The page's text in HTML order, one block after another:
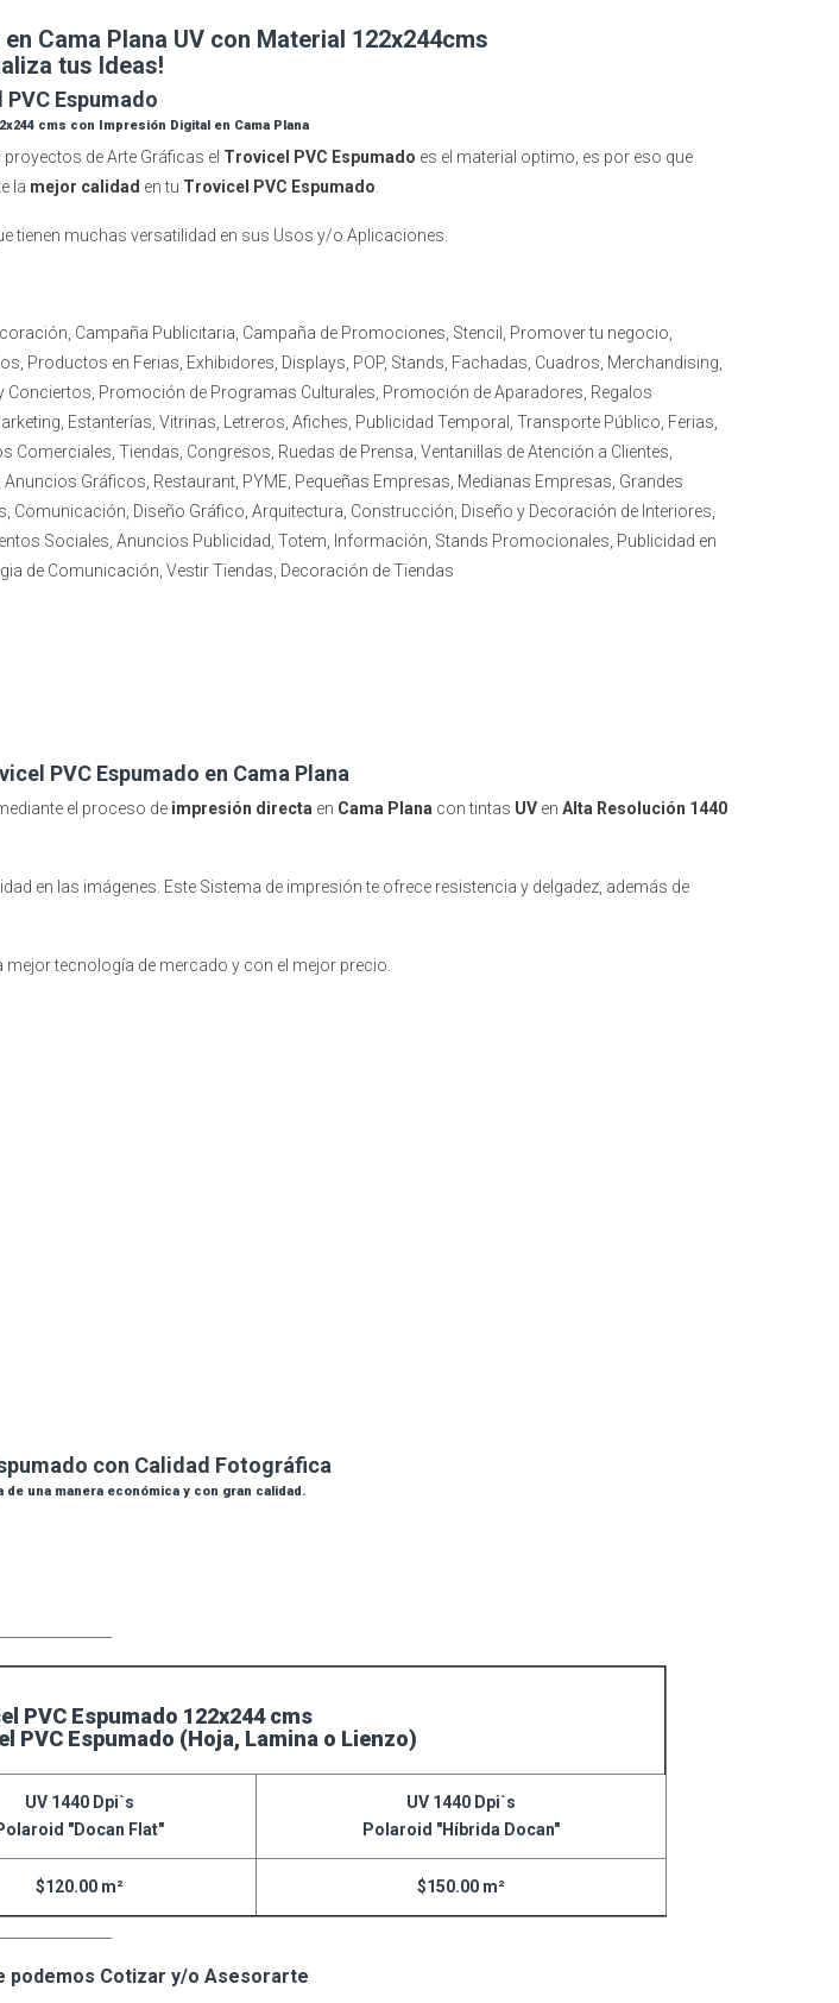
Cama Plana UV con Material 122x244cms
tus Ideas!
Espumado
cms con Impresión Digital en Cama Plana
de Arte Gráficas el Trovicel PVC Espumado es el material optimo, es por eso que
la mejor calidad en tu Trovicel PVC Espumado
tienen muchas versatilidad en sus Usos y/o Aplicaciones.
Campaña Publicitaria, Campaña de Promociones, Stencil, Promover tu negocio,
en Ferias, Exhibidores, Displays, POP, Stands, Fachadas, Cuadros, Merchandising,
Promoción de Programas Culturales, Promoción de Aparadores, Regalos
Estanterías, Vitrinas, Letreros, Afiches, Publicidad Temporal, Transporte Público, Ferias,
Tiendas, Congresos, Ruedas de Prensa, Ventanillas de Atención a Clientes,
Gráficos, Restaurant, PYME, Pequeñas Empresas, Medianas Empresas, Grandes
Diseño Gráfico, Arquitectura, Construcción, Diseño y Decoración de Interiores,
Sociales, Anuncios Publicidad, Totem, Información, Stands Promocionales, Publicidad en
de Comunicación, Vestir Tiendas, Decoración de Tiendas
PVC Espumado en Cama Plana
el proceso de impresión directa en Cama Plana con tintas UV en Alta Resolución 1440
en las imágenes. Este Sistema de impresión te ofrece resistencia y delgadez, además de
mejor tecnología de mercado y con el mejor precio.
con Calidad Fotográfica
de una manera económica y con gran calidad.
PVC Espumado 122x244 cms
PVC Espumado (Hoja, Lamina o Lienzo)
UV 1440 Dpi`s
"Docan Flat"
UV 1440 Dpi`s
Polaroid "Híbrida Docan"
$120.00 m² $150.00 m²
podemos Cotizar y/o Asesorarte